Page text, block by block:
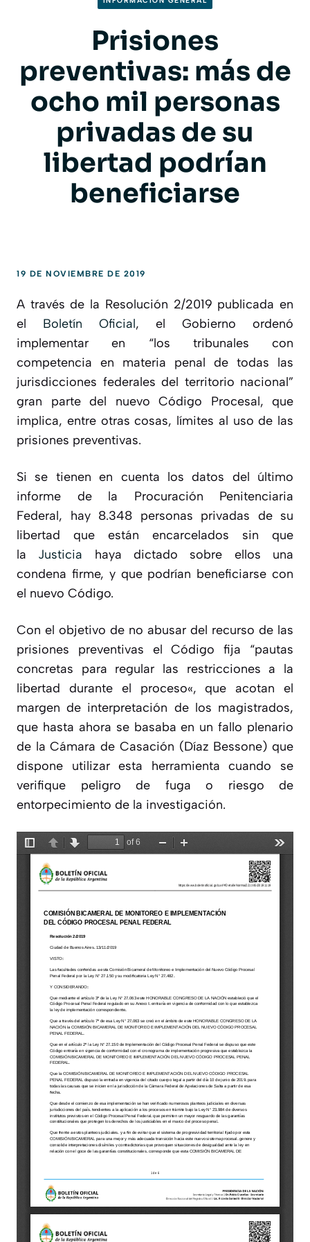
Prisiones
preventivas: más de
ocho mil personas
privadas de su
libertad podrían
beneficiarse
19 DE NOVIEMBRE DE 2019
A través de la Resolución 2/2019 publicada en
el Boletín Oficial, el Gobierno ordenó
implementar en “los tribunales con
competencia en materia penal de todas las
jurisdicciones federales del territorio nacional”
gran parte del nuevo Código Procesal, que
implica, entre otras cosas, límites al uso de las
prisiones preventivas.
Si se tienen en cuenta los datos del último
informe de la Procuración Penitenciaria
Federal, hay 8.348 personas privadas de su
libertad que están encarcelados sin que
la Justicia haya dictado sobre ellos una
condena firme, y que podrían beneficiarse con
el nuevo Código.
Con el objetivo de no abusar del recurso de las
prisiones preventivas el Código fija “pautas
concretas para regular las restricciones a la
libertad durante el proceso«, que acotan el
margen de interpretación de los magistrados,
que hasta ahora se basaba en un fallo plenario
de la Cámara de Casación (Díaz Bessone) que
dispone utilizar esta herramienta cuando se
verifique peligro de fuga o riesgo de
entorpecimiento de la investigación.